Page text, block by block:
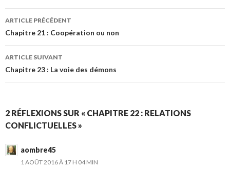
Navigation
des
articles
ARTICLE PRÉCÉDENT
Chapitre 21 : Coopération ou non
ARTICLE SUIVANT
Chapitre 23 : La voie des démons
2 RÉFLEXIONS SUR « CHAPITRE 22 : RELATIONS
CONFLICTUELLES »
aombre45
1 AOÛT 2016 À 17 H 04 MIN